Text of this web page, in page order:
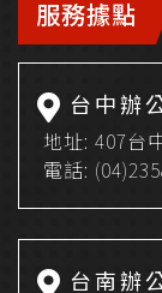
服務據點
台中辦
地址: 407台
電話:
台南辦